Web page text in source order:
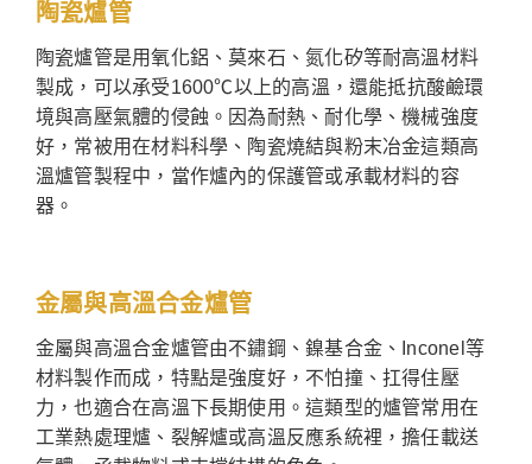
陶瓷爐管
陶瓷爐管是用氧化鋁、莫來石、氮化矽等耐高溫材料
製成，可以承受1600℃以上的高溫，還能抵抗酸鹼環
境與高壓氣體的侵蝕。因為耐熱、耐化學、機械強度
好，常被用在材料科學、陶瓷燒結與粉末冶金這類高
溫爐管製程中，當作爐內的保護管或承載材料的容
器。
金屬與高溫合金爐管
金屬與高溫合金爐管由不鏽鋼、鎳基合金、Inconel等
材料製作而成，特點是強度好，不怕撞、扛得住壓
力，也適合在高溫下長期使用。這類型的爐管常用在
工業熱處理爐、裂解爐或高溫反應系統裡，擔任載送